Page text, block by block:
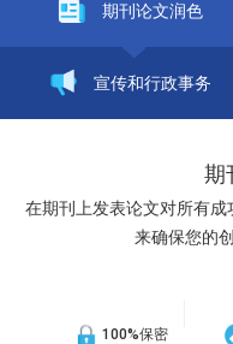
期刊论文润色
宣传和行政事务
期
在期刊上发表论文对所有
来确保您的
100%保密